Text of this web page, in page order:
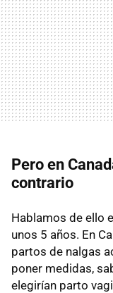
Pero en
contrario
Hablamos de ello
unos 5 años. En
partos de nalgas
poner medidas,
elegirían parto